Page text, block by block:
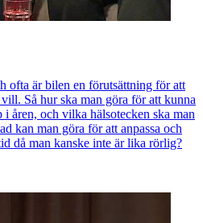
ofta är bilen en förutsättning för att
Så hur ska man göra för att kunna
i åren, och vilka hälsotecken ska man
kan man göra för att anpassa och
då man kanske inte är lika rörlig?